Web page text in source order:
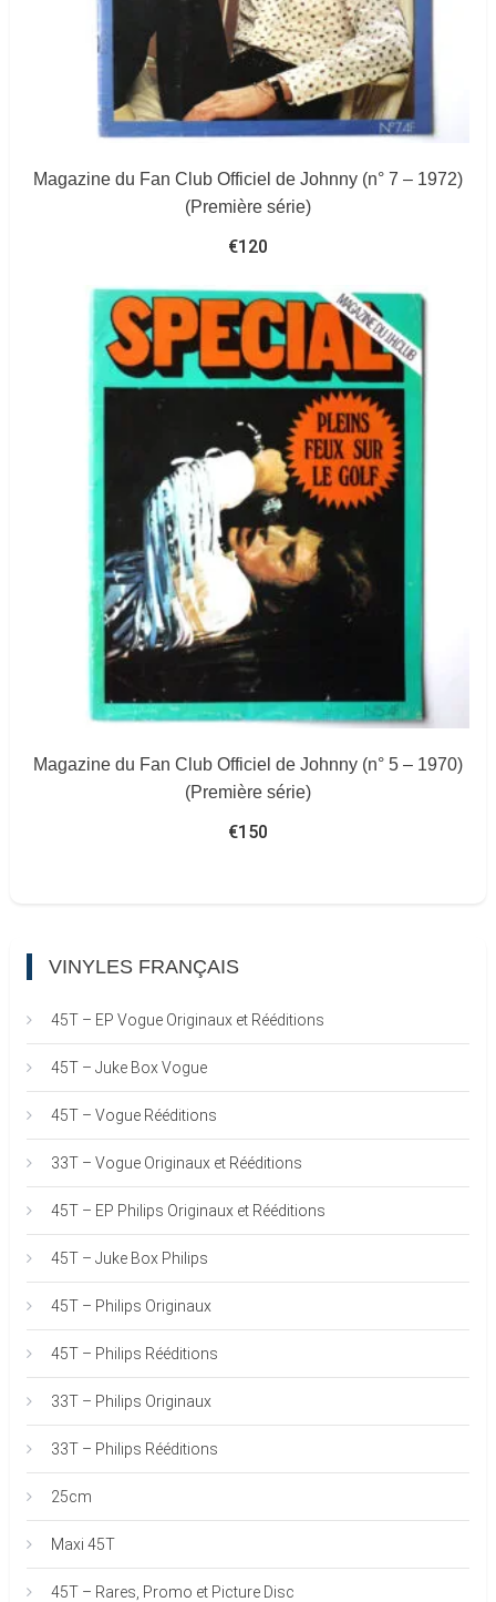
Magazine du Fan Club Officiel de Johnny (n° 7 – 1972)
(Première série)
€120
Magazine du Fan Club Officiel de Johnny (n° 5 – 1970)
(Première série)
€150
VINYLES FRANÇAIS
45T – EP Vogue Originaux et Rééditions
45T – Juke Box Vogue
45T – Vogue Rééditions
33T – Vogue Originaux et Rééditions
45T – EP Philips Originaux et Rééditions
45T – Juke Box Philips
45T – Philips Originaux
45T – Philips Rééditions
33T – Philips Originaux
33T – Philips Rééditions
25cm
Maxi 45T
45T – Rares, Promo et Picture Disc